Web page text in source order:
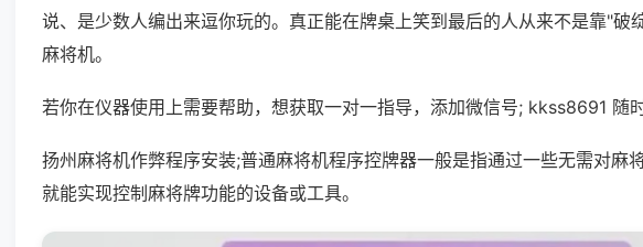
说、是少数人编出来逗你玩的。真正能在牌桌上笑到最后的人从来不是靠"破
麻将机。
若你在仪器使用上需要帮助，想获取一对一指导，添加微信号; kkss8691 随时
扬州麻将机作弊程序安装;普通麻将机程序控牌器一般是指通过一些无需对麻
就能实现控制麻将牌功能的设备或工具。